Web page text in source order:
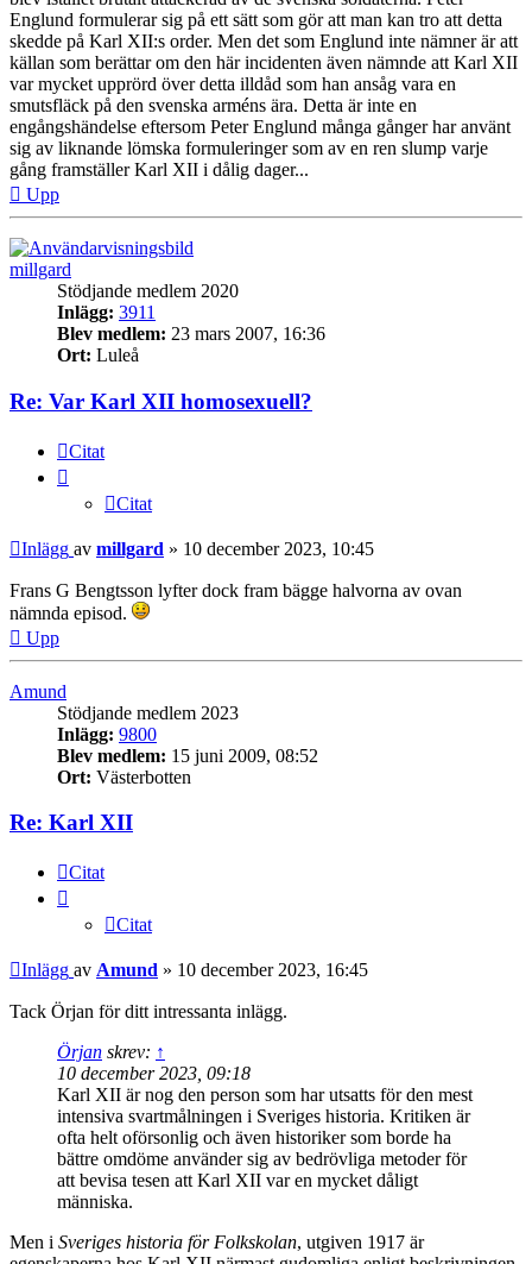
Englund formulerar sig på ett sätt som gör att man kan tro att detta
skedde på Karl XII:s order. Men det som Englund inte nämner är att
källan som berättar om den här incidenten även nämnde att Karl XII
var mycket upprörd över detta illdåd som han ansåg vara en
smutsfläck på den svenska arméns ära. Detta är inte en
engångshändelse eftersom Peter Englund många gånger har använt
sig av liknande lömska formuleringer som av en ren slump varje
gång framställer Karl XII i dålig dager...
Upp
millgard
Stödjande medlem 2020
Inlägg: 3911
Blev medlem: 23 mars 2007, 16:36
Ort: Luleå
Re: Var Karl XII homosexuell?
Citat
Citat
Inlägg av millgard » 10 december 2023, 10:45
Frans G Bengtsson lyfter dock fram bägge halvorna av ovan
nämnda episod.
Upp
Amund
Stödjande medlem 2023
Inlägg: 9800
Blev medlem: 15 juni 2009, 08:52
Ort: Västerbotten
Re: Karl XII
Citat
Citat
Inlägg av Amund » 10 december 2023, 16:45
Tack Örjan för ditt intressanta inlägg.
Örjan skrev: ↑
10 december 2023, 09:18
Karl XII är nog den person som har utsatts för den mest
intensiva svartmålningen i Sveriges historia. Kritiken är
ofta helt oförsonlig och även historiker som borde ha
bättre omdöme använder sig av bedrövliga metoder för
att bevisa tesen att Karl XII var en mycket dåligt
människa.
Men i Sveriges historia för Folkskolan, utgiven 1917 är